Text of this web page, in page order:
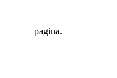
pagina.